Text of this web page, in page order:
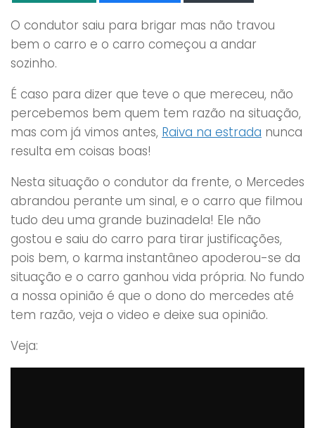
O condutor saiu para brigar mas não travou
bem o carro e o carro começou a andar
sozinho.
É caso para dizer que teve o que mereceu, não
percebemos bem quem tem razão na situação,
mas com já vimos antes, Raiva na estrada nunca
resulta em coisas boas!
Nesta situação o condutor da frente, o Mercedes
abrandou perante um sinal, e o carro que filmou
tudo deu uma grande buzinadela! Ele não
gostou e saiu do carro para tirar justificações,
pois bem, o karma instantâneo apoderou-se da
situação e o carro ganhou vida própria. No fundo
a nossa opinião é que o dono do mercedes até
tem razão, veja o video e deixe sua opinião.
Veja: